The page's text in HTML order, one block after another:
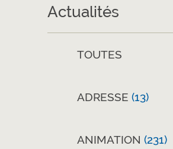
Actualités
TOUTES
ADRESSE (13)
ANIMATION (231)